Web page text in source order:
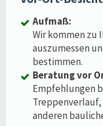
Aufmaß:
Wir kommen zu
auszumessen
bestimmen.
Beratung vor
Empfehlungen
anderen